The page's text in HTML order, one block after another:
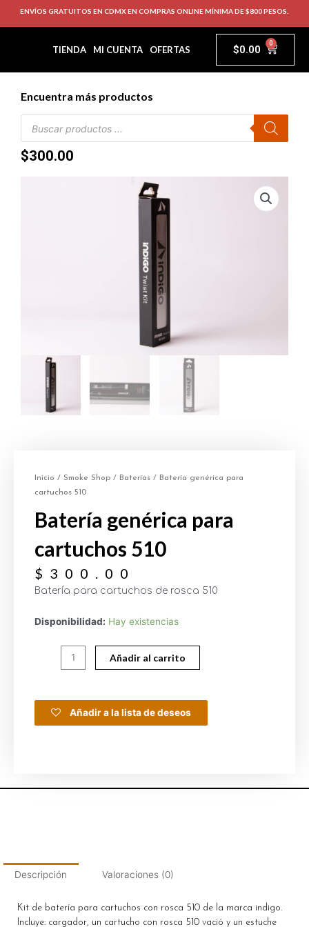
ENVÍOS GRATUITOS EN CDMX EN COMPRAS ONLINE MÍNIMA DE $800 PESOS.
TIENDA MI CUENTA OFERTAS $0.00 0
Encuentra más productos
$300.00
Inicio / Smoke Shop / Baterías / Batería genérica para
cartuchos 510
Batería genérica para
cartuchos 510
$ 300.00
Batería para cartuchos de rosca 510
Disponibilidad: Hay existencias
Añadir al carrito
Añadir a la lista de deseos
Descripción Valoraciones (0)
Kit de batería para cartuchos con rosca 510 de la marca indigo.
Incluye: cargador, un cartucho con rosca 510 vació y un estuche